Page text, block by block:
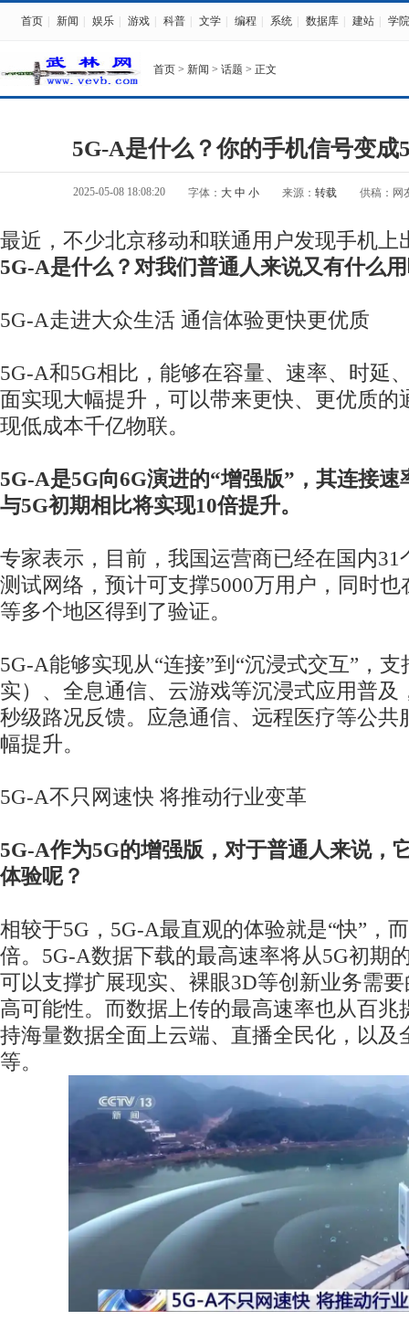
首页 新闻 娱乐 游戏 科普 文学 编程 系统 数据库 建站 学院
首页 > 新闻 > 话题 > 正文
5G-A是什么？你的手机信号变成
2025-05-08 18:08:20 字体： 大 中 小 来源： 转载 供稿：网
最近，不少北京移动和联通用户发现手机上
5G-A是什么？对我们普通人来说又有什么
5G-A走进大众生活 通信体验更快更优质
5G-A和5G相比，能够在容量、速率、时延
面实现大幅提升，可以带来更快、更优质的
现低成本千亿物联。
5G-A是5G向6G演进的“增强版”，其连接速
与5G初期相比将实现10倍提升。
专家表示，目前，我国运营商已经在国内31
测试网络，预计可支撑5000万用户，同时
等多个地区得到了验证。
5G-A能够实现从“连接”到“沉浸式交互”，
实）、全息通信、云游戏等沉浸式应用普及
秒级路况反馈。应急通信、远程医疗等公共
幅提升。
5G-A不只网速快 将推动行业变革
5G-A作为5G的增强版，对于普通人来说，
体验呢？
相较于5G，5G-A最直观的体验就是“快”，
倍。5G-A数据下载的最高速率将从5G初期
可以支撑扩展现实、裸眼3D等创新业务需
高可能性。而数据上传的最高速率也从百兆
持海量数据全面上云端、直播全民化，以及
等。